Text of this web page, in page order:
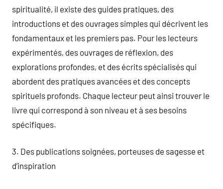
spiritualité, il existe des guides pratiques, des
introductions et des ouvrages simples qui décrivent les
fondamentaux et les premiers pas. Pour les lecteurs
expérimentés, des ouvrages de réflexion, des
explorations profondes, et des écrits spécialisés qui
abordent des pratiques avancées et des concepts
spirituels profonds. Chaque lecteur peut ainsi trouver le
livre qui correspond à son niveau et à ses besoins
spécifiques.
3. Des publications soignées, porteuses de sagesse et
d’inspiration